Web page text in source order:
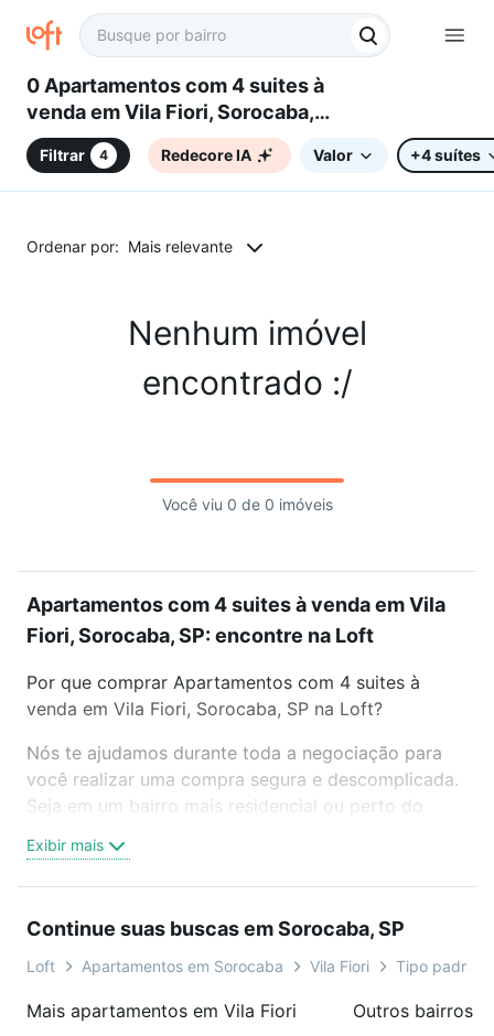
0 Apartamentos com 4 suites à
venda em Vila Fiori, Sorocaba,
SP
Filtrar 4 Redecore IA Valor +4 suítes
Ordenar por: Mais relevante
Nenhum imóvel
encontrado :/
Você viu 0 de 0 imóveis
Apartamentos com 4 suites à venda em Vila
Fiori, Sorocaba, SP: encontre na Loft
Por que comprar Apartamentos com 4 suites à
venda em Vila Fiori, Sorocaba, SP na Loft?
Nós te ajudamos durante toda a negociação para
você realizar uma compra segura e descomplicada.
Seja em um bairro mais residencial ou perto do
oferta ideal de Apartamentos com 4 suites à venda
em Vila Fiori, Sorocaba, SP para conquistar seu
videochamada, é grátis, sem compromisso e você
ainda conta com mais de 46 mil corretores e
de imóveis.
Exibir mais
Continue suas buscas em Sorocaba, SP
Loft Apartamentos em Sorocaba Vila Fiori Tipo padrão,
Mais apartamentos em Vila Fiori Outros bairros